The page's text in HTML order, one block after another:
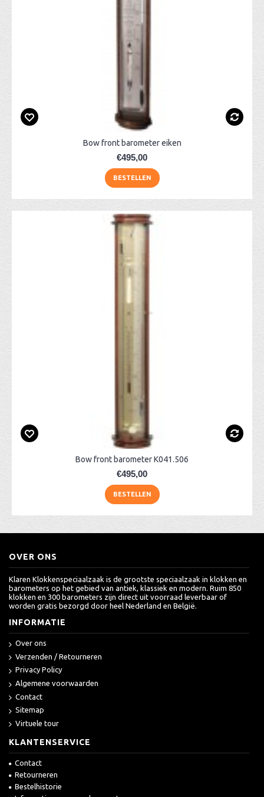
Bow front barometer eiken
€495,00
BESTELLEN
Bow front barometer K041.506
€495,00
BESTELLEN
OVER ONS
Klaren Klokkenspeciaalzaak is de grootste speciaalzaak in klokken en
barometers op het gebied van antiek, klassiek en modern. Ruim 850
klokken en 300 barometers zijn direct uit voorraad leverbaar of
worden gratis bezorgd door heel Nederland en België.
INFORMATIE
Over ons
Verzenden / Retourneren
Privacy Policy
Algemene voorwaarden
Contact
Sitemap
Virtuele tour
KLANTENSERVICE
Contact
Retourneren
Bestelhistorie